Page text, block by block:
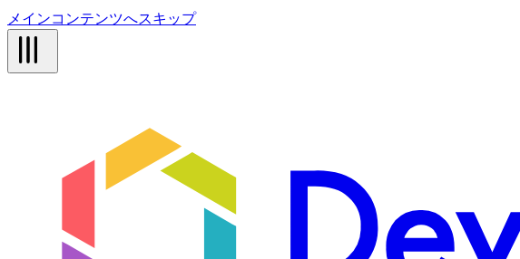
メインコンテンツへスキップ